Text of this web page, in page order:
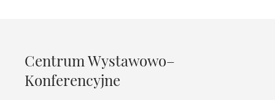
Centrum Wystawowo–
Konferencyjne